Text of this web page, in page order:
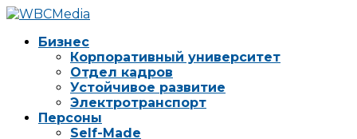
Бизнес
Корпоративный университет
Отдел кадров
Устойчивое развитие
Электротранспорт
Персоны
Self-Made